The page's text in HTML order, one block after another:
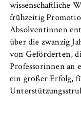
wissenschaftliche
frühzeitig
Absolventinnen
über die zwanzig
von Geförderten,
Professorinnen an
ein großer Erfolg,